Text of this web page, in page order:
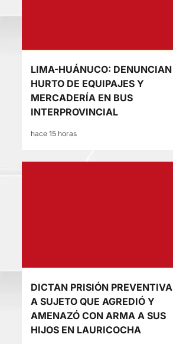
LIMA-HUÁNUCO: DENUNCIAN
HURTO DE EQUIPAJES Y
MERCADERÍA EN BUS
INTERPROVINCIAL
hace 15 horas
DICTAN PRISIÓN PREVENTIVA
A SUJETO QUE AGREDIÓ Y
AMENAZÓ CON ARMA A SUS
HIJOS EN LAURICOCHA